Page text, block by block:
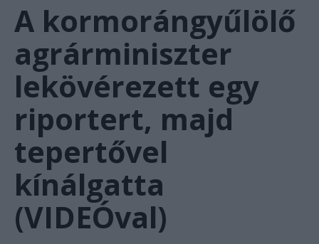
A kormorángyűlölő
agrárminiszter
lekövérezett egy
riportert, majd
tepertővel
kínálgatta
(VIDEÓval)